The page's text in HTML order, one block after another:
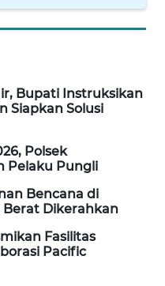
Bupati Instruksikan
Siapkan Solusi
Polsek
Pelaku Pungli
Bencana di
Berat Dikerahkan
Fasilitas
Pacific